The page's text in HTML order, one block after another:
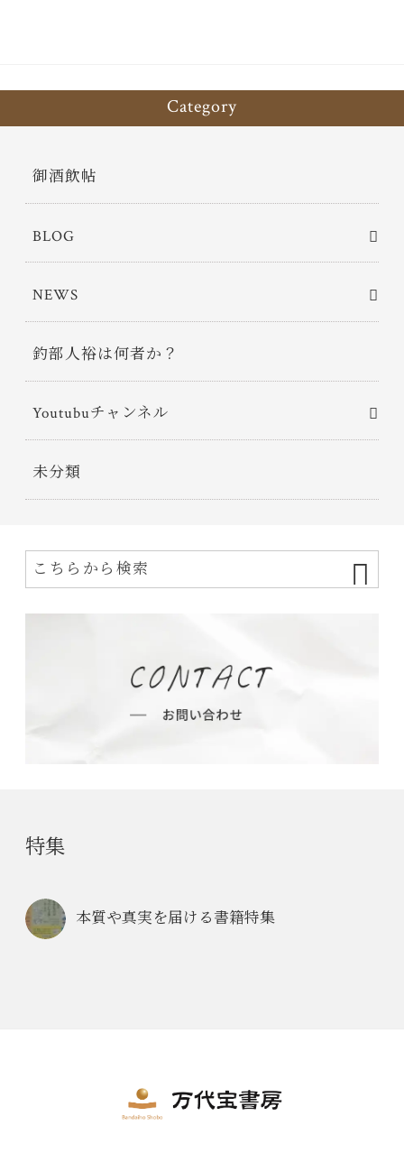
Category
御酒飲帖
BLOG
NEWS
釣部人裕は何者か？
Youtubuチャンネル
未分類
特集
本質や真実を届ける書籍特集